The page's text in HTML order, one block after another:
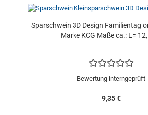
Sparschwein 3D Design Familientag
Marke KCG Maße ca.: L=
Bewertung interngeprüft
9,35 €